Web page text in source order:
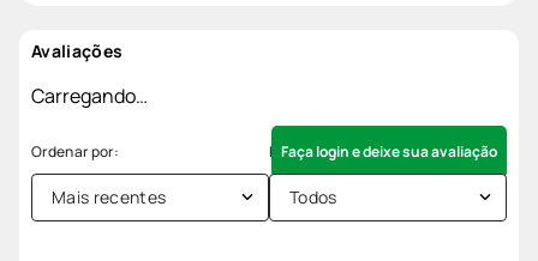
Avaliações
Carregando…
Faça login e deixe sua avaliação
Mais recentes Todos